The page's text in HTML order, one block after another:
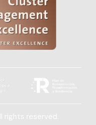
rights reserved.